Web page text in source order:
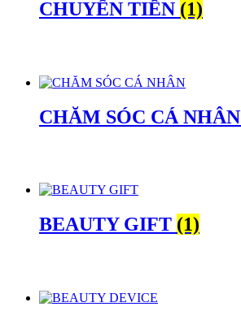
CHUYỂN TIỀN (1)
CHĂM SÓC CÁ NHÂN
BEAUTY GIFT (1)